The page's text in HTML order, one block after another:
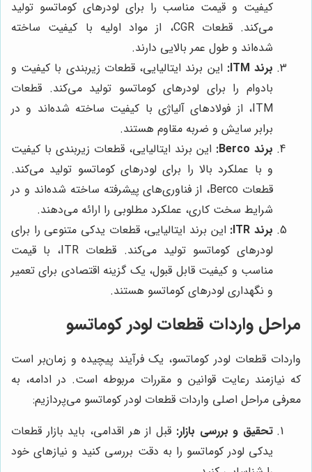
کیفیت و قیمت مناسب را برای لودرهای کوماتسو تولید
می‌کند. قطعات CGR، از مواد اولیه با کیفیت ساخته
شده‌اند و طول عمر بالایی دارند.
برند ITM:
این برند ایتالیایی، قطعات زیربندی با کیفیت و
بادوام را برای لودرهای کوماتسو تولید می‌کند. قطعات
ITM، از فولادهای آلیاژی با کیفیت ساخته شده‌اند و در
برابر سایش و ضربه مقاوم هستند.
برند Berco:
این برند ایتالیایی، قطعات زیربندی با کیفیت
و با عملکرد بالا را برای لودرهای کوماتسو تولید می‌کند.
قطعات Berco، از فناوری‌های پیشرفته ساخته شده‌اند و در
شرایط سخت کاری، عملکرد مطلوبی را ارائه می‌دهند.
برند ITR:
این برند ایتالیایی، قطعات یدکی متنوعی را برای
لودرهای کوماتسو تولید می‌کند. قطعات ITR، با قیمت
مناسب و کیفیت قابل قبول، یک گزینه اقتصادی برای تعمیر
و نگهداری لودرهای کوماتسو هستند.
مراحل واردات قطعات لودر کوماتسو
واردات قطعات لودر کوماتسو، یک فرآیند پیچیده و زمان‌بر است
که نیازمند رعایت قوانین و مقررات مربوطه است. در ادامه، به
معرفی مراحل اصلی واردات قطعات لودر کوماتسو می‌پردازیم:
تحقیق و بررسی بازار: قبل از هر اقدامی، باید بازار قطعات
یدکی لودر کوماتسو را به دقت بررسی کنید و نیازهای خود